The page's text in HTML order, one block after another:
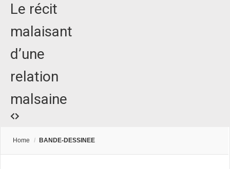
Le récit
malaisant
d’une
relation
malsaine
Home / BANDE-DESSINEE